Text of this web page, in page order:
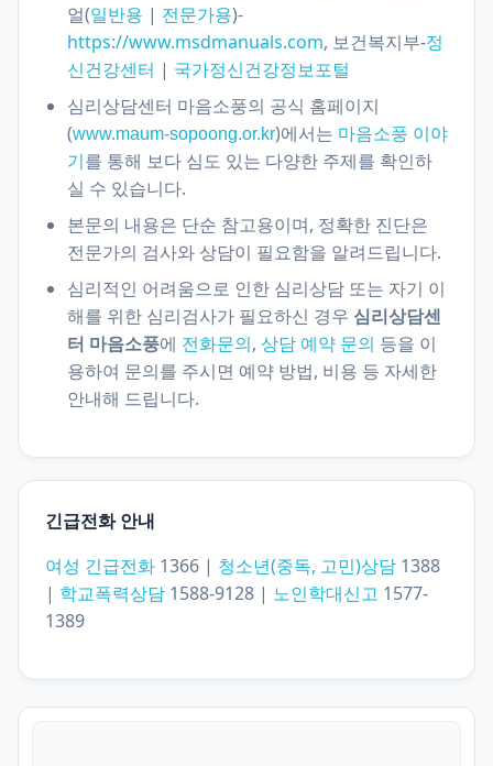
얼(일반용 | 전문가용)-
https://www.msdmanuals.com, 보건복지부-정
신건강센터 | 국가정신건강정보포털
심리상담센터 마음소풍의 공식 홈페이지
(www.maum-sopoong.or.kr)에서는 마음소풍 이야
기 를 통해 보다 심도 있는 다양한 주제를 확인하
실 수 있습니다.
본문의 내용은 단순 참고용이며, 정확한 진단은
전문가의 검사와 상담이 필요함을 알려드립니다.
심리적인 어려움으로 인한 심리상담 또는 자기 이
해를 위한 심리검사가 필요하신 경우 심리상담센
터 마음소풍에 전화문의, 상담 예약 문의 등을 이
용하여 문의를 주시면 예약 방법, 비용 등 자세한
안내해 드립니다.
긴급전화 안내
여성 긴급전화 1366 | 청소년(중독, 고민)상담 1388
| 학교폭력상담 1588-9128 | 노인학대신고 1577-
1389